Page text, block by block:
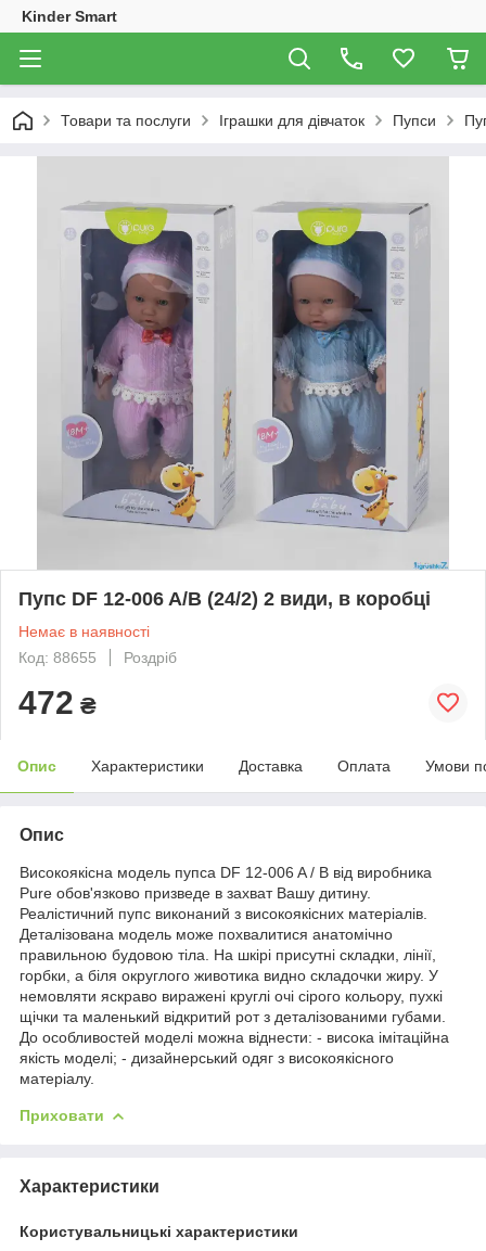
Kinder Smart
Товари та послуги Іграшки для дівчаток Пупси
Пупс DF 12-006 A/B (24/2) 2 види, в коробці
Немає в наявності
Код: 88655
Роздріб
472 ₴
Опис Характеристики Доставка Оплата Умови
Опис
Високоякісна модель пупса DF 12-006 A / B від виробника
Pure обов'язково призведе в захват Вашу дитину.
Реалістичний пупс виконаний з високоякісних матеріалів.
Деталізована модель може похвалитися анатомічно
правильною будовою тіла. На шкірі присутні складки, лінії,
горбки, а біля округлого животика видно складочки жиру. У
немовляти яскраво виражені круглі очі сірого кольору, пухкі
щічки та маленький відкритий рот з деталізованими губами.
До особливостей моделі можна віднести: - висока імітаційна
якість моделі; - дизайнерський одяг з високоякісного
матеріалу.
Приховати
Характеристики
Користувальницькі характеристики